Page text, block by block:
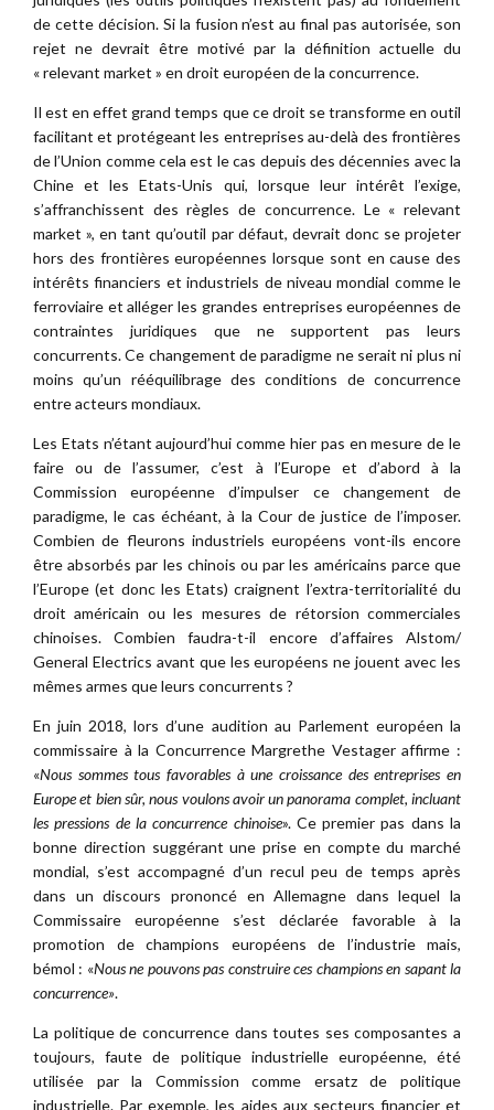
de cette décision. Si la fusion n’est au final pas autorisée, son
rejet ne devrait être motivé par la définition actuelle du
« relevant market » en droit européen de la concurrence.
Il est en effet grand temps que ce droit se transforme en outil
facilitant et protégeant les entreprises au-delà des frontières
de l’Union comme cela est le cas depuis des décennies avec la
Chine et les Etats-Unis qui, lorsque leur intérêt l’exige,
s’affranchissent des règles de concurrence. Le « relevant
market », en tant qu’outil par défaut, devrait donc se projeter
hors des frontières européennes lorsque sont en cause des
intérêts financiers et industriels de niveau mondial comme le
ferroviaire et alléger les grandes entreprises européennes de
contraintes juridiques que ne supportent pas leurs
concurrents. Ce changement de paradigme ne serait ni plus ni
moins qu’un rééquilibrage des conditions de concurrence
entre acteurs mondiaux.
Les Etats n’étant aujourd’hui comme hier pas en mesure de le
faire ou de l’assumer, c’est à l’Europe et d’abord à la
Commission européenne d’impulser ce changement de
paradigme, le cas échéant, à la Cour de justice de l’imposer.
Combien de fleurons industriels européens vont-ils encore
être absorbés par les chinois ou par les américains parce que
l’Europe (et donc les Etats) craignent l’extra-territorialité du
droit américain ou les mesures de rétorsion commerciales
chinoises. Combien faudra-t-il encore d’affaires Alstom/
General Electrics avant que les européens ne jouent avec les
mêmes armes que leurs concurrents ?
En juin 2018, lors d’une audition au Parlement européen la
commissaire à la Concurrence Margrethe Vestager affirme :
«Nous sommes tous favorables à une croissance des entreprises en
Europe et bien sûr, nous voulons avoir un panorama complet, incluant
les pressions de la concurrence chinoise». Ce premier pas dans la
bonne direction suggérant une prise en compte du marché
mondial, s’est accompagné d’un recul peu de temps après
dans un discours prononcé en Allemagne dans lequel la
Commissaire européenne s’est déclarée favorable à la
promotion de champions européens de l’industrie mais,
bémol : «Nous ne pouvons pas construire ces champions en sapant la
concurrence».
La politique de concurrence dans toutes ses composantes a
toujours, faute de politique industrielle européenne, été
utilisée par la Commission comme ersatz de politique
industrielle. Par exemple, les aides aux secteurs financier et